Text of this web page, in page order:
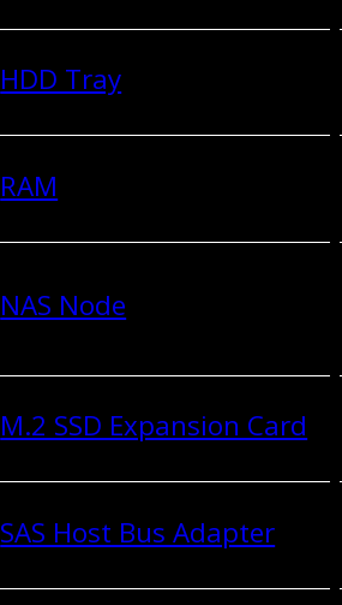
HDD Tray
RAM
NAS Node
M.2 SSD Expansion Card
SAS Host Bus Adapter